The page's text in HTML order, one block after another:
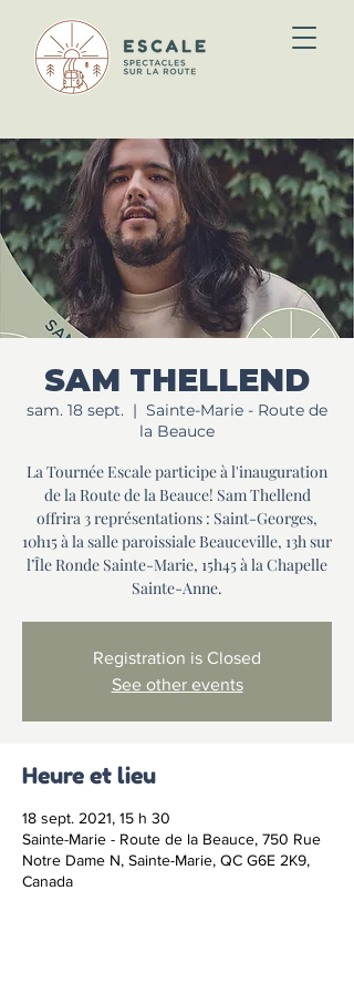
SAM THELLEND
sam. 18 sept.
  |
Sainte-Marie - Route de
la Beauce
La Tournée Escale participe à l'inauguration
de la Route de la Beauce! Sam Thellend
offrira 3 représentations : Saint-Georges,
10h15 à la salle paroissiale Beauceville, 13h sur
l’Île Ronde Sainte-Marie, 15h45 à la Chapelle
Sainte-Anne.
Registration is Closed
See other events
Heure et lieu
18 sept. 2021, 15 h 30
Sainte-Marie - Route de la Beauce, 750 Rue
Notre Dame N, Sainte-Marie, QC G6E 2K9,
Canada